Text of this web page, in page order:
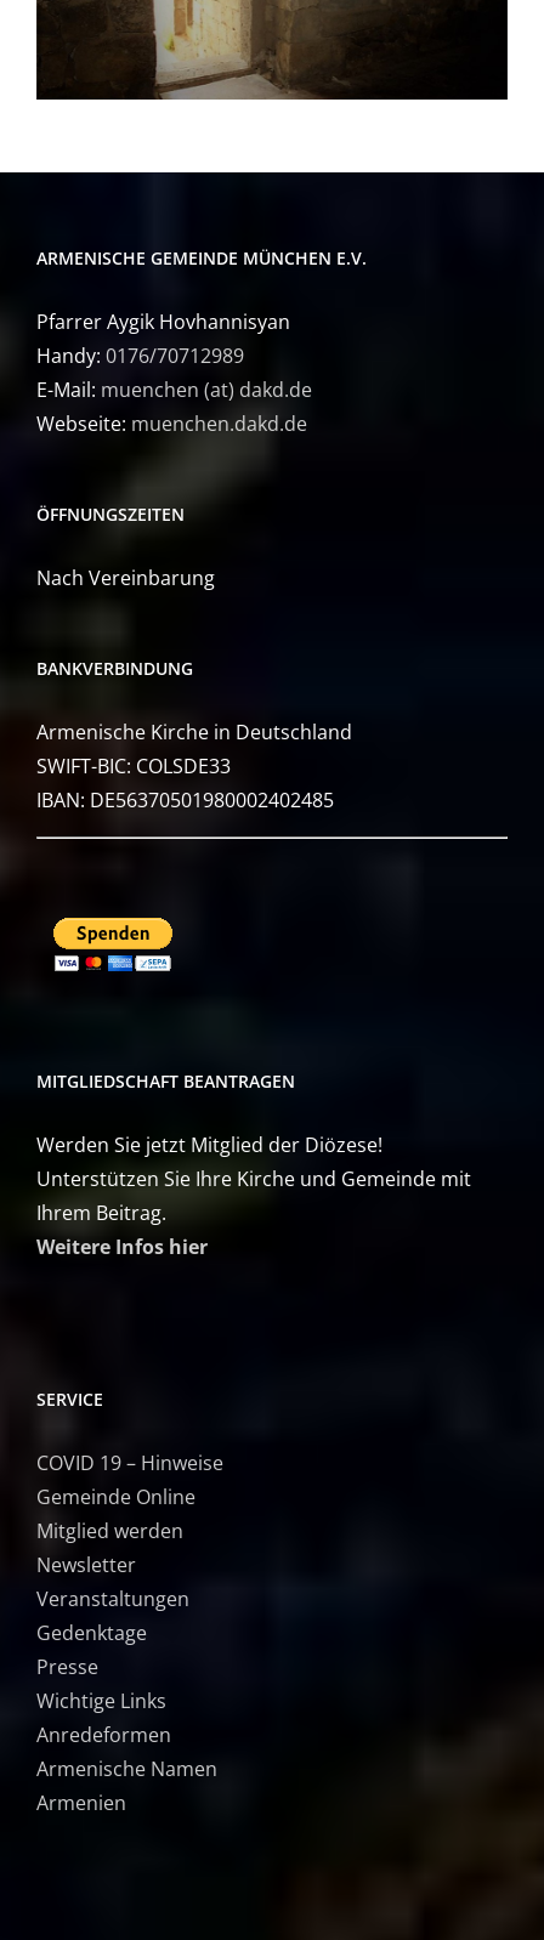
ARMENISCHE GEMEINDE MÜNCHEN E.V.
Pfarrer Aygik Hovhannisyan
Handy: 0176/70712989
E-Mail: muenchen (at) dakd.de
Webseite: muenchen.dakd.de
ÖFFNUNGSZEITEN
Nach Vereinbarung
BANKVERBINDUNG
Armenische Kirche in Deutschland
SWIFT-BIC: COLSDE33
IBAN: DE56370501980002402485
MITGLIEDSCHAFT BEANTRAGEN
Werden Sie jetzt Mitglied der Diözese!
Unterstützen Sie Ihre Kirche und Gemeinde mit
Ihrem Beitrag.
Weitere Infos hier
SERVICE
COVID 19 – Hinweise
Gemeinde Online
Mitglied werden
Newsletter
Veranstaltungen
Gedenktage
Presse
Wichtige Links
Anredeformen
Armenische Namen
Armenien